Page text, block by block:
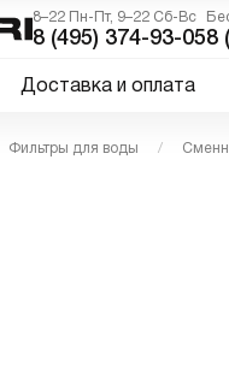
8–22 Пн-Пт, 9–22 Сб-Вс
8 (495) 374-93-058
Доставка и оплата
Фильтры для воды